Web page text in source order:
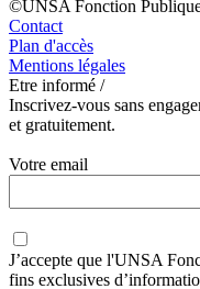
©UNSA Fonction
Contact
Plan d'accès
Mentions légales
Etre informé /
Inscrivez-vous sans
et gratuitement.
Votre email
J’accepte que l'UNSA
fins exclusives